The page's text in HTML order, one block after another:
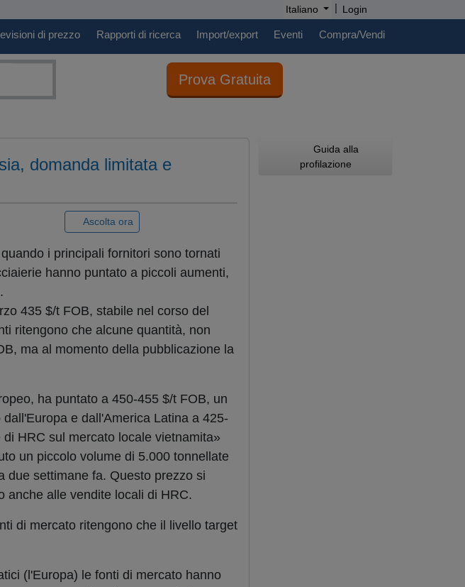
Italiano | Login
di prezzo Rapporti di ricerca Import/export Eventi Compra/Vendi
Prova Gratuita
domanda limitata e
Ascolta ora
i principali fornitori sono tornati
hanno puntato a piccoli aumenti,
435 $/t FOB, stabile nel corso del
ritengono che alcune quantità, non
ma al momento della pubblicazione la
ha puntato a 450-455 $/t FOB, un
e dall'America Latina a 425-
HRC sul mercato locale vietnamita»
un piccolo volume di 5.000 tonnellate
due settimane fa. Questo prezzo si
anche alle vendite locali di HRC.
di mercato ritengono che il livello target
(l'Europa) le fonti di mercato hanno
Guida alla
profilazione